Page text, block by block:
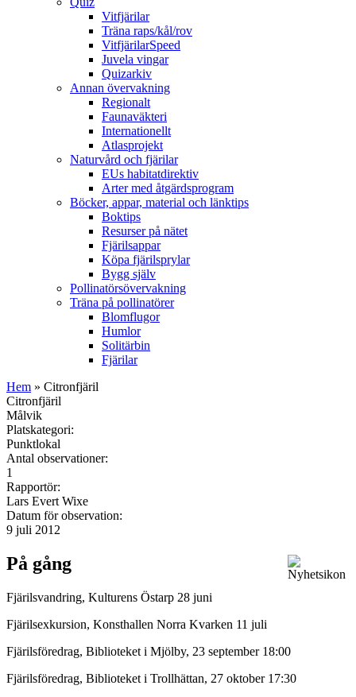
Vitfjärilar
Träna raps/kål/rov
VitfjärilarSpeed
Juvela vingar
Quizarkiv
Annan övervakning
Regionalt
Faunaväkteri
Internationellt
Atlasprojekt
Naturvård och fjärilar
EUs habitatdirektiv
Arter med åtgärdsprogram
Böcker, appar, material och länktips
Boktips
Resurser på nätet
Fjärilsappar
Köpa fjärilsprylar
Bygg själv
Pollinatörsövervakning
Träna på pollinatörer
Blomflugor
Humlor
Solitärbin
Fjärilar
Hem » Citronfjäril
Citronfjäril
Målvik
Platskategori:
Punktlokal
Antal observationer:
1
Rapportör:
Lars Evert Wixe
Datum för observation:
9 juli 2012
På gång
Fjärilsvandring, Kulturens Östarp 28 juni
Fjärilsexkursion, Konsthallen Norra Kvarken 11 juli
Fjärilsföredrag, Biblioteket i Mjölby, 23 september 18:00
Fjärilsföredrag, Biblioteket i Trollhättan, 27 oktober 17:30